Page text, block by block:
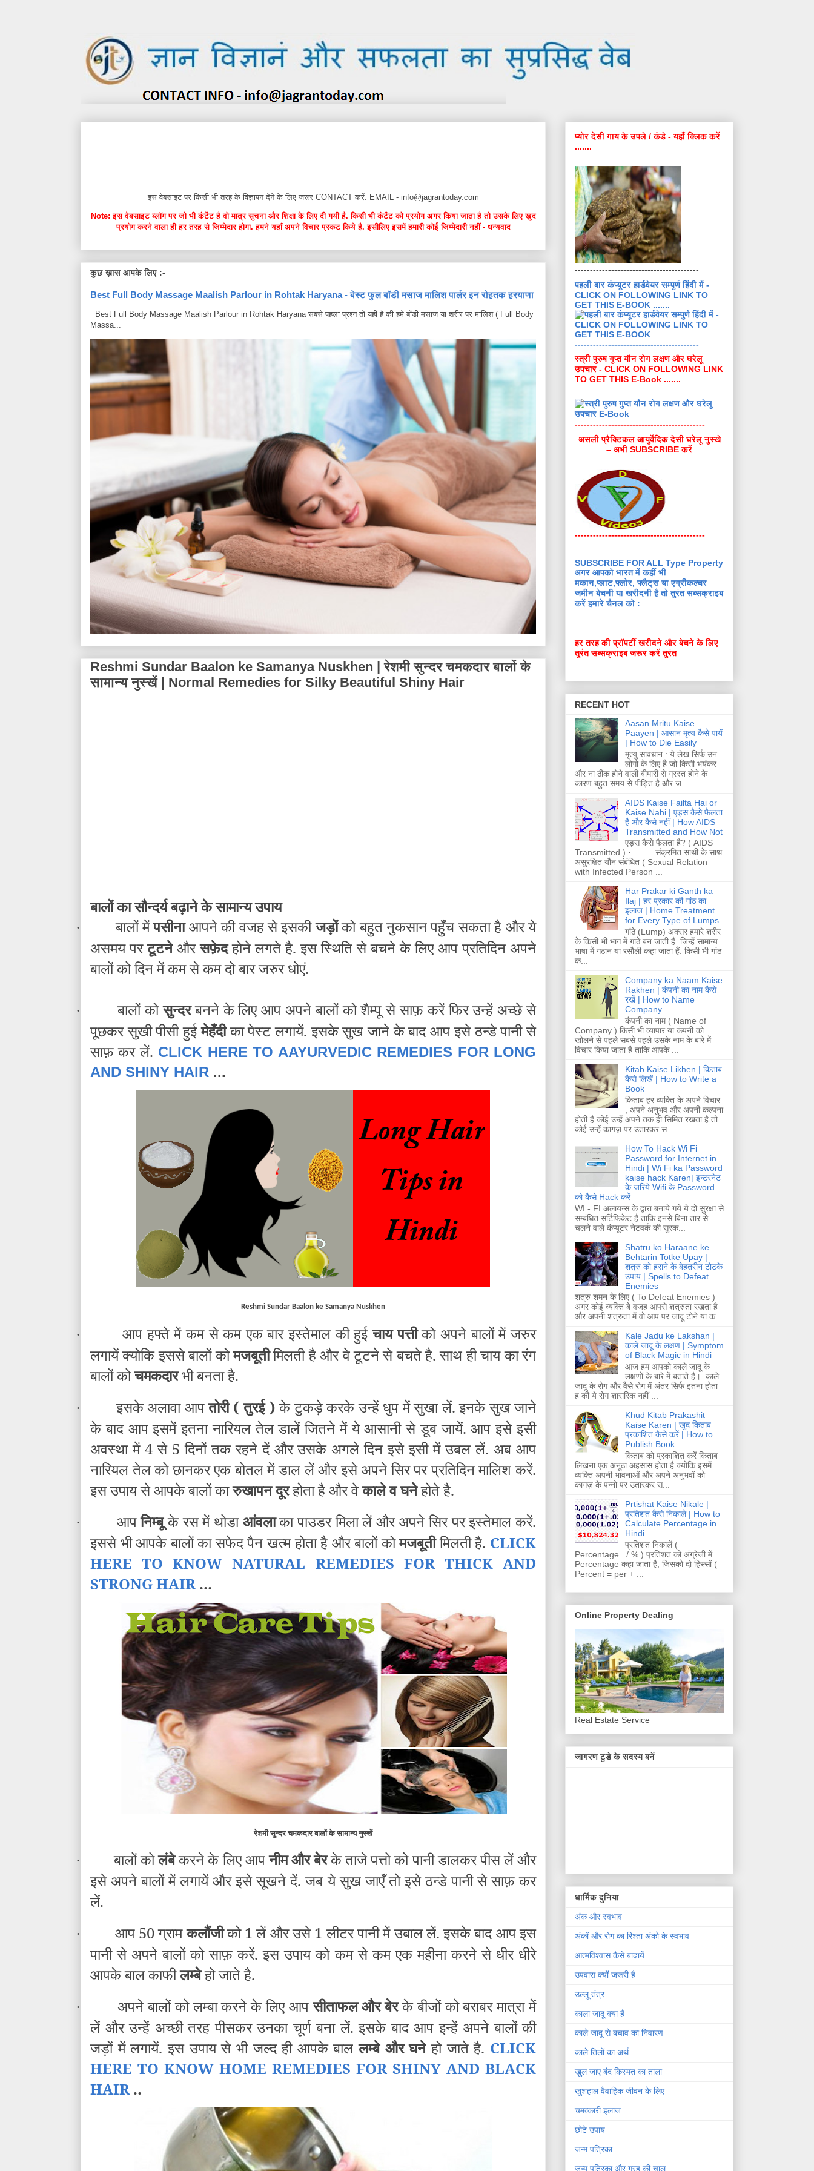
इस वेबसाइट पर किसी भी तरह के विज्ञापन देने के लिए जरूर CONTACT करें. EMAIL - info@jagrantoday.com
Note: इस वेबसाइट ब्लॉग पर जो भी कंटेंट है वो मात्र सुचना और शिक्षा के लिए दी गयी है. किसी भी कंटेंट को प्रयोग अगर किया जाता है तो उसके लिए खुद
प्रयोग करने वाला ही हर तरह से जिम्मेदार होगा. हमने यहाँ अपने विचार प्रकट किये है. इसीलिए इसमें हमारी कोई जिम्मेदारी नहीं - धन्यवाद
कुछ ख़ास आपके लिए :-
Best Full Body Massage Maalish Parlour in Rohtak Haryana - बेस्ट फुल बॉडी मसाज मालिश पार्लर इन रोहतक हरयाणा
Best Full Body Massage Maalish Parlour in Rohtak Haryana सबसे पहला प्रश्न तो यही है की हमे बॉडी मसाज या शरीर पर मालिश ( Full Body
Massa...
Reshmi Sundar Baalon ke Samanya Nuskhen | रेशमी सुन्दर चमकदार बालों के
सामान्य नुस्खें | Normal Remedies for Silky Beautiful Shiny Hair
बालों का सौन्दर्य बढ़ाने के सामान्य उपाय
· बालों मेंपसीनाआपने की वजह से इसकीजड़ोंको बहुत नुकसान पहुँच सकता है और ये
असमय परटूटनेऔरसफ़ेदहोने लगते है. इस स्थिति से बचने के लिए आप प्रतिदिन अपने
बालों को दिन में कम से कम दो बार जरुर धोएं.
· बालों कोसुन्दरबनने के लिए आप अपने बालों को शैम्पू से साफ़ करें फिर उन्हें अच्छे से
पूछकर सुखी पीसी हुईमेहँदीका पेस्ट लगायें. इसके सुख जाने के बाद आप इसे ठन्डे पानी से
साफ़ कर लें. CLICK HERE TO AAYURVEDIC REMEDIES FOR LONG
AND SHINY HAIR ...
Reshmi Sundar Baalon ke Samanya Nuskhen
· आप हफ्ते में कम से कम एक बार इस्तेमाल की हुईचाय पत्तीको अपने बालों में जरुर
लगायें क्योकि इससे बालों कोमजबूतीमिलती है और वे टूटने से बचते है. साथ ही चाय का रंग
बालों कोचमकदारभी बनता है.
· इसके अलावा आपतोरी ( तुरई )के टुकड़े करके उन्हें धुप में सुखा लें. इनके सुख जाने
के बाद आप इसमें इतना नारियल तेल डालें जितने में ये आसानी से डूब जायें. आप इसे इसी
अवस्था में 4 से 5 दिनों तक रहने दें और उसके अगले दिन इसे इसी में उबल लें. अब आप
नारियल तेल को छानकर एक बोतल में डाल लें और इसे अपने सिर पर प्रतिदिन मालिश करें.
इस उपाय से आपके बालों कारुखापन दूरहोता है और वेकाले व घनेहोते है.
· आपनिम्बूके रस में थोडाआंवलाका पाउडर मिला लें और अपने सिर पर इस्तेमाल करें.
इससे भी आपके बालों का सफेद पैन खत्म होता है और बालों कोमजबूतीमिलती है. CLICK
HERE TO KNOW NATURAL REMEDIES FOR THICKAND
STRONG HAIR ...
रेशमी सुन्दर चमकदार बालों के सामान्य नुस्खें
· बालों कोलंबेकरने के लिए आपनीम और बेरके ताजे पत्तो को पानी डालकर पीस लें और
इसे अपने बालों में लगायें और इसे सूखने दें. जब ये सुख जाएँ तो इसे ठन्डे पानी से साफ़ कर
लें.
· आप 50 ग्रामकलौंजीको 1 लें और उसे 1 लीटर पानी में उबाल लें. इसके बाद आप इस
पानी से अपने बालों को साफ़ करें. इस उपाय को कम से कम एक महीना करने से धीर धीरे
आपके बाल काफीलम्बेहो जाते है.
· अपने बालों को लम्बा करने के लिए आपसीताफल और बेरके बीजों को बराबर मात्रा में
लें और उन्हें अच्छी तरह पीसकर उनका चूर्ण बना लें. इसके बाद आप इन्हें अपने बालों की
जड़ों में लगायें. इस उपाय से भी जल्द ही आपके बाललम्बे और घनेहो जाते है. CLICK
HERE TO KNOW HOME REMEDIES FOR SHINY AND BLACK
HAIR ..
प्योर देसी गाय के उपले / कंडे - यहाँ क्लिक करें
.......
-----------------------------------------
पहली बार कंप्यूटर हार्डवेयर सम्पुर्ण हिंदी में -
CLICK ON FOLLOWING LINK TO
GET THIS E-BOOK .......
-----------------------------------------
स्त्री पुरुष गुप्त यौन रोग लक्षण और घरेलू
उपचार - CLICK ON FOLLOWING LINK
TO GET THIS E-Book .......
-------------------------------------------
असली प्रैक्टिकल आयुर्वेदिक देसी घरेलू नुस्खे
– अभी SUBSCRIBE करें
-------------------------------------------
SUBSCRIBE FOR ALL Type Property
अगर आपको भारत में कहीं भी
मकान,प्लाट,फ्लोर, फ्लैट्स या एग्रीकल्चर
जमीन बेचनी या खरीदनी है तो तुरंत सब्सक्राइब
करें हमारे चैनल को :
हर तरह की प्रॉपर्टी खरीदने और बेचने के लिए
तुरंत सब्सक्राइब जरूर करें तुरंत
RECENT HOT
Aasan Mritu Kaise
Paayen | आसान मृत्य कैसे पायें
| How to Die Easily
मृत्यु सावधान : ये लेख सिर्फ उन
लोगो के लिए है जो किसी भयंकर
और ना ठीक होने वाली बीमारी से ग्रस्त होने के
कारण बहुत समय से पीड़ित है और ज...
AIDS Kaise Failta Hai or
Kaise Nahi | एड्स कैसे फैलता
है और कैसे नहीं | How AIDS
Transmitted and How Not
एड्स कैसे फैलता है? ( AIDS
Transmitted ) · संक्रमित साथी के साथ
असुरक्षित यौन संबंधित ( Sexual Relation
with Infected Person ...
Har Prakar ki Ganth ka
Ilaj | हर प्रकार की गांठ का
इलाज | Home Treatment
for Every Type of Lumps
गांठे (Lump) अक्सर हमारे शरीर
के किसी भी भाग में गांठे बन जाती हैं. जिन्हें सामान्य
भाषा में गठान या रसौली कहा जाता हैं. किसी भी गांठ
क...
Company ka Naam Kaise
Rakhen | कंपनी का नाम कैसे
रखें | How to Name
Company
कंपनी का नाम ( Name of
Company ) किसी भी व्यापार या कंपनी को
खोलने से पहले सबसे पहले उसके नाम के बारे में
विचार किया जाता है ताकि आपके ...
Kitab Kaise Likhen | किताब
कैसे लिखें | How to Write a
Book
किताब हर व्यक्ति के अपने विचार
, अपने अनुभव और अपनी कल्पना
होती है कोई उन्हें अपने तक ही सिमित रखता है तो
कोई उन्हें कागज़ पर उतारकर स...
How To Hack Wi Fi
Password for Internet in
Hindi | Wi Fi ka Password
kaise hack Karen| इन्टरनेट
के जरिये Wifi के Password
को कैसे Hack करें
WI - FI अलायन्स के द्वारा बनाये गये ये दो सुरक्षा से
सम्बंधित सर्टिफिकेट है ताकि इनसे बिना तार से
चलने वाले कंप्यूटर नेटवर्क की सुरक...
Shatru ko Haraane ke
Behtarin Totke Upay |
शत्रु को हराने के बेहतरीन टोटके
उपाय | Spells to Defeat
Enemies
शत्रु शमन के लिए ( To Defeat Enemies )
अगर कोई व्यक्ति बे वजह आपसे शत्रुता रखता है
और अपनी शत्रुता में वो आप पर जादू टोने या क...
Kale Jadu ke Lakshan |
काले जादू के लक्षण | Symptom
of Black Magic in Hindi
आज हम आपको काले जादू के
लक्षणों के बारे में बताते है। काले
जादू के रोग और वैसे रोग में अंतर सिर्फ इतना होता
ह की ये रोग शारारिक नहीं ...
Khud Kitab Prakashit
Kaise Karen | खुद किताब
प्रकाशित कैसे करें | How to
Publish Book
किताब को प्रकाशित करें किताब
लिखना एक अनूठा अहसास होता है क्योकि इसमें
व्यक्ति अपनी भावनाओं और अपने अनुभवों को
कागज़ के पन्नो पर उतारकर स...
Prtishat Kaise Nikale |
प्रतिशत कैसे निकाले | How to
Calculate Percentage in
Hindi
प्रतिशत निकालें (
Percentage / % ) प्रतिशत को अंग्रेजी में
Percentage कहा जाता है, जिसको दो हिस्सों (
Percent = per + ...
Online Property Dealing
Real Estate Service
जागरण टुडे के सदस्य बनें
धार्मिक दुनिया
अंक और स्वभाव
अंकों और रोग का रिश्ता अंको के स्वभाव
आत्मविश्वास कैसे बाढायें
उपवास क्यों जरूरी है
उल्लू तंत्र
काला जादू क्या है
काले जादू से बचाव का निवारण
काले तिलों का अर्थ
खुल जाए बंद किस्मत का ताला
खुशहाल वैवाहिक जीवन के लिए
चमत्कारी इलाज
छोटे उपाय
जन्म पत्रिका
जन्म पत्रिका और ग्रह की चाल